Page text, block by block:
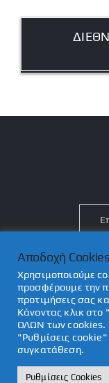
© Copyright 2012
Συνεργάτες| All
210
Αποδοχή Cookies
Χρησιμοποιούμε
προσφέρουμε την
προτιμήσεις σας
Κάνοντας κλικ
ΟΛΩΝ των cookies.
"Ρυθμίσεις cookie"
συγκατάθεση.
Ρυθμίσεις Cookies